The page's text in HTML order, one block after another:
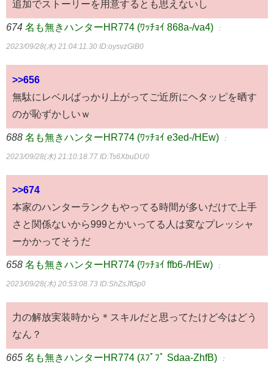
追加でストーリーを用意するとも思えないし
674 名も無きハンターHR774 (ﾜｯﾁｮｲ 868a-/va4) ：
2023/09/28(木) 21:04:11.30 ID:oysvzGlB0
>>656
無駄にレベルばっかり上がってご近所にヘタッピを晒す
のが恥ずかしいｗ
688 名も無きハンターHR774 (ﾜｯﾁｮｲ e3ed-/HEw) ：
2023/09/28(木) 21:10:18.77 ID:Ts6XbuDU0
>>674
本家のハンターランクもやってる時間が多いだけで上手
さと関係ないから999とかいってる人は変なプレッシャ
ーかかってそうだ
658 名も無きハンターHR774 (ﾜｯﾁｮｲ ffb6-/HEw) ：
2023/09/28(木) 20:53:08.73 ID:ShZsJfGp0
力の解放実装時から＊スキルだと思ってたけど今はどう
なん？
665 名も無きハンターHR774 (ｽﾌﾟﾌﾟ Sdaa-ZhfB) ：